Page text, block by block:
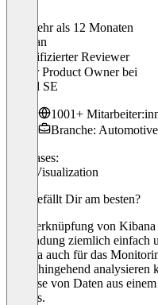
Vor mehr als 12 Monaten
Stephan
Verifizierter Reviewer
Senior Product Ownerbei
Cariad SE
1001+
Branche: Automotive
Use cases:
Data Visualization
Was gefällt Dir am besten?
Die Verknüpfung von
Einbindung ziemlich
Kibana auch für das
wir dahingehend
Analyse von Daten aus
Indizes.